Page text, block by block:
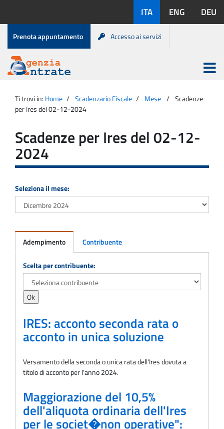
contenuto
disponibili:
ITA ENG DEU
Menu
di
servizio
Prenota appuntamento Accesso ai servizi
Agenzia
Entrate
Apri
menu
principale
Ti trovi in: Home Scadenzario Fiscale Mese
Scadenze
per Ires del 02-12-2024
Scadenze per Ires del 02-12-
2024
Seleziona il mese:
Adempimento Contribuente
Adempimento
Scelta per contribuente:
IRES: acconto seconda rata o
acconto in unica soluzione
Versamento della seconda o unica rata dell'Ires dovuta a
titolo di acconto per l'anno 2024.
Maggiorazione del 10,5%
dell'aliquota ordinaria dell'Ires
per le societ�non operative":